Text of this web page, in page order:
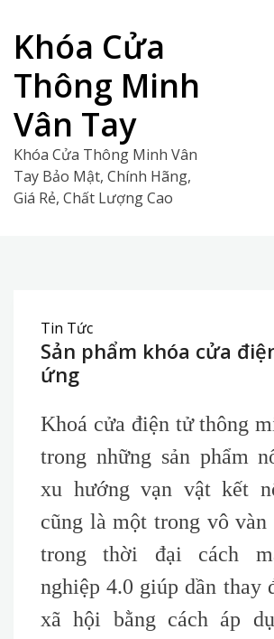
content
Khóa Cửa
Thông Minh
Vân Tay
Khóa Cửa Thông Minh Vân
Tay Bảo Mật, Chính Hãng,
Giá Rẻ, Chất Lượng Cao
Tin Tức
Sản phẩm khóa cửa
ứng
Khoá cửa điện tử thông
trong những sản phẩm
xu hướng vạn vật kết
cũng là một trong vô
trong thời đại cách
nghiệp 4.0 giúp dần thay
xã hội bằng cách áp